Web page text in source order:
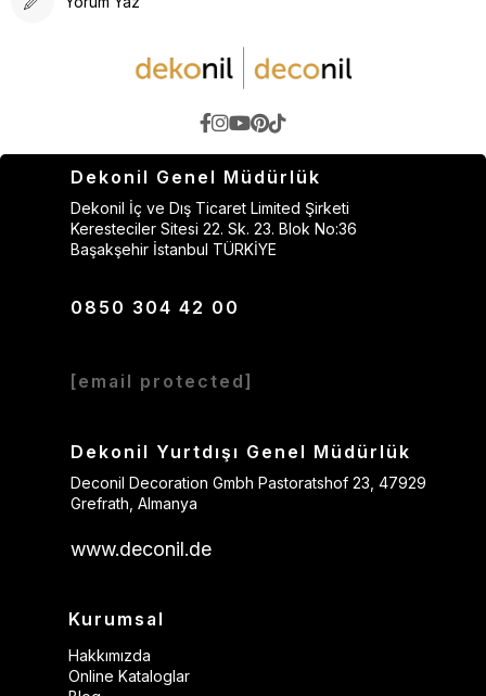
Dekonil Genel Müdürlük
Dekonil İç ve Dış Ticaret Limited Şirketi
Keresteciler Sitesi 22. Sk. 23. Blok No:36
Başakşehir İstanbul TÜRKİYE
0850 304 42 00
[email protected]
Dekonil Yurtdışı Genel Müdürlük
Deconil Decoration Gmbh Pastoratshof 23, 47929
Grefrath, Almanya
www.deconil.de
Kurumsal
Hakkımızda
Online Kataloglar